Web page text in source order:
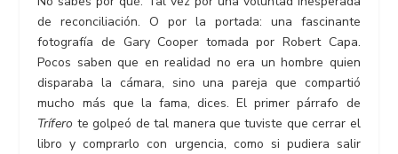
de reconciliación. O por la portada: una fascinante
fotografía de Gary Cooper tomada por Robert Capa.
Pocos saben que en realidad no era un hombre quien
disparaba la cámara, sino una pareja que compartió
mucho más que la fama, dices. El primer párrafo de
Trífero te golpeó de tal manera que tuviste que cerrar el
libro y comprarlo con urgencia, como si pudiera salir